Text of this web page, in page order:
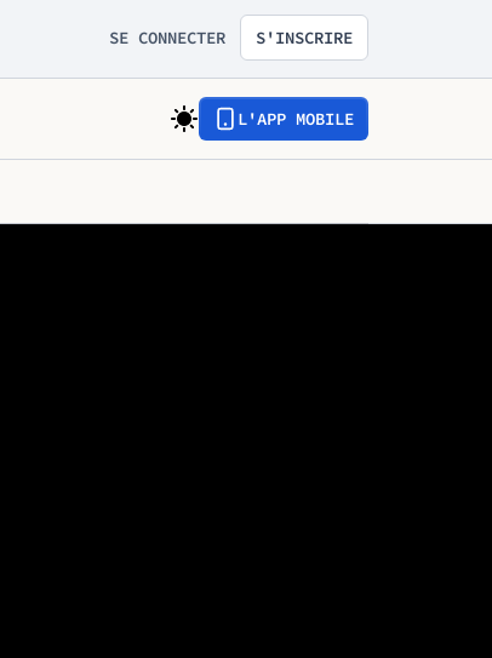
SE CONNECTER S'INSCRIRE
L'APP MOBILE